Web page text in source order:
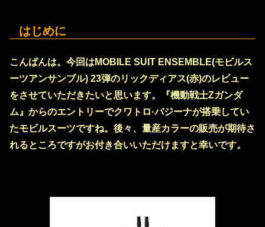
はじめに
こんばんは。今回はMOBILE SUIT ENSEMBLE(モビルス
ーツアンサンブル) 23弾のリックディアス(赤)のレビュー
をさせていただきたいと思います。『機動戦士Zガンダ
ム』からのエントリーでクワトロ·バジーナが搭乗してい
たモビルスーツですね。後々、量産カラーの販売が期待さ
れるところですがお付き合いいただけますと幸いです。